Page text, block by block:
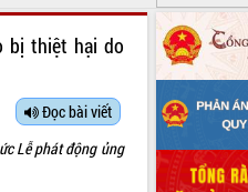
bị thiệt hại do
Đọc bài viết
Lễ phát động ủng